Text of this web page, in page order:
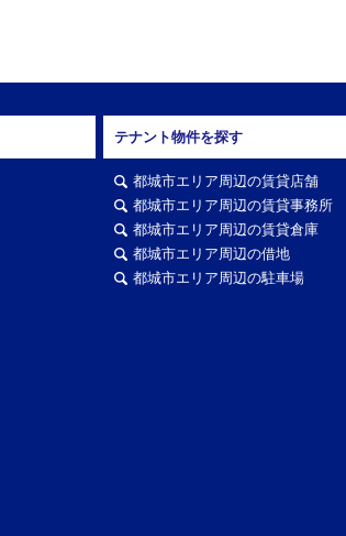
テナント物件を探す
都城市エリア周辺の賃貸店舗
都城市エリア周辺の賃貸事務所
都城市エリア周辺の賃貸倉庫
都城市エリア周辺の借地
都城市エリア周辺の駐車場